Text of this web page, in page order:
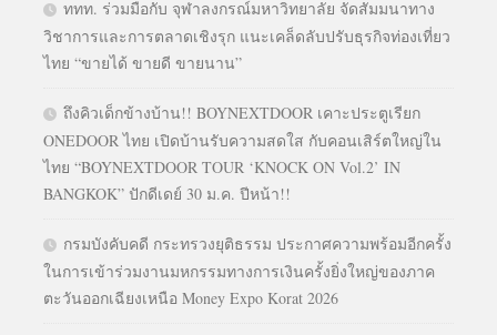
ททท. ร่วมมือกับ จุฬาลงกรณ์มหาวิทยาลัย จัดสัมมนาทาง
วิชาการและการตลาดเชิงรุก แนะเคล็ดลับปรับธุรกิจท่องเที่ยว
ไทย “ขายได้ ขายดี ขายนาน”
ถึงคิวเด็กข้างบ้าน!! BOYNEXTDOOR เคาะประตูเรียก
ONEDOOR ไทย เปิดบ้านรับความสดใส กับคอนเสิร์ตใหญ่ใน
ไทย “BOYNEXTDOOR TOUR ‘KNOCK ON Vol.2’ IN
BANGKOK” ปักดีเดย์ 30 ม.ค. ปีหน้า!!
กรมบังคับคดี กระทรวงยุติธรรม ประกาศความพร้อมอีกครั้ง
ในการเข้าร่วมงานมหกรรมทางการเงินครั้งยิ่งใหญ่ของภาค
ตะวันออกเฉียงเหนือ Money Expo Korat 2026